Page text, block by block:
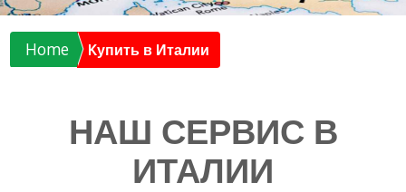
Home Kупить в Италии
НАШ СЕРВИС В
ИТАЛИИ